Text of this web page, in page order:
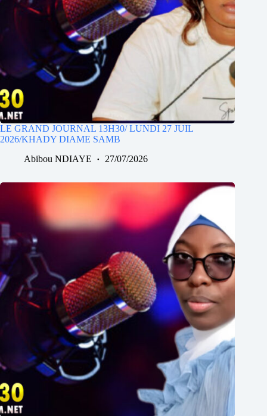
LE GRAND JOURNAL 13H30/ LUNDI 27 JUIL
2026/KHADY DIAME SAMB
Abibou NDIAYE
27/07/2026